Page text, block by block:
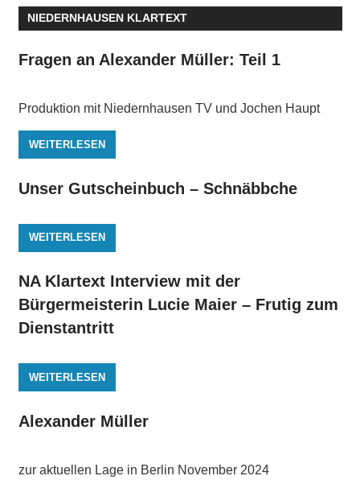
NIEDERNHAUSEN KLARTEXT
Fragen an Alexander Müller: Teil 1
Produktion mit Niedernhausen TV und Jochen Haupt
WEITERLESEN
Unser Gutscheinbuch – Schnäbbche
WEITERLESEN
NA Klartext Interview mit der
Bürgermeisterin Lucie Maier – Frutig zum
Dienstantritt
WEITERLESEN
Alexander Müller
zur aktuellen Lage in Berlin November 2024